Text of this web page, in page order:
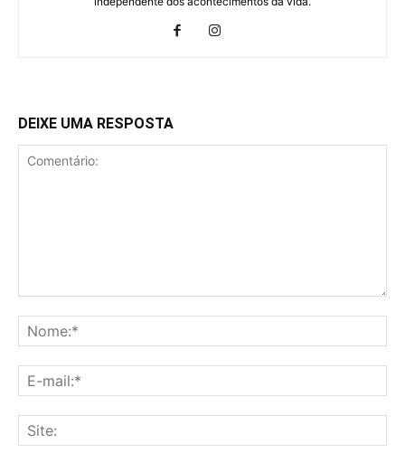
DEIXE UMA RESPOSTA